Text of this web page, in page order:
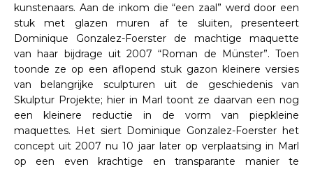
kunstenaars. Aan de inkom die “een zaal” werd door een
stuk met glazen muren af te sluiten, presenteert
Dominique Gonzalez-Foerster de machtige maquette
van haar bijdrage uit 2007 “Roman de Münster”. Toen
toonde ze op een aflopend stuk gazon kleinere versies
van belangrijke sculpturen uit de geschiedenis van
Skulptur Projekte; hier in Marl toont ze daarvan een nog
een kleinere reductie in de vorm van piepkleine
maquettes. Het siert Dominique Gonzalez-Foerster het
concept uit 2007 nu 10 jaar later op verplaatsing in Marl
op een even krachtige en transparante manier te